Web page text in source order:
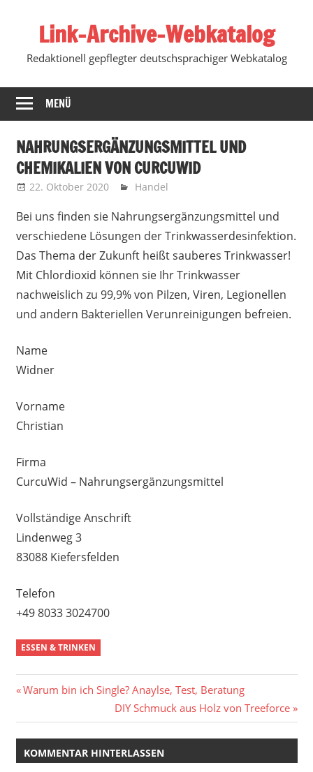
springenLink-Archive-Webkatalog
Redaktionell gepflegter deutschsprachiger Webkatalog
MENÜ
NAHRUNGSERGÄNZUNGSMITTEL UND
CHEMIKALIEN VON CURCUWID
22. Oktober 2020 Marko
Handel
Bei uns finden sie Nahrungsergänzungsmittel und
verschiedene Lösungen der Trinkwasserdesinfektion.
Das Thema der Zukunft heißt sauberes Trinkwasser!
Mit Chlordioxid können sie Ihr Trinkwasser
nachweislich zu 99,9% von Pilzen, Viren, Legionellen
und andern Bakteriellen Verunreinigungen befreien.
Name
Widner
Vorname
Christian
Firma
CurcuWid – Nahrungsergänzungsmittel
Vollständige Anschrift
Lindenweg 3
83088 Kiefersfelden
Telefon
+49 8033 3024700
ESSEN & TRINKEN
Beitragsnavigation
Vorheriger
Warum bin ich Single? Anaylse, Test, Beratung
Nächster
Beitrag:
DIY Schmuck aus Holz von Treeforce
KOMMENTAR HINTERLASSEN